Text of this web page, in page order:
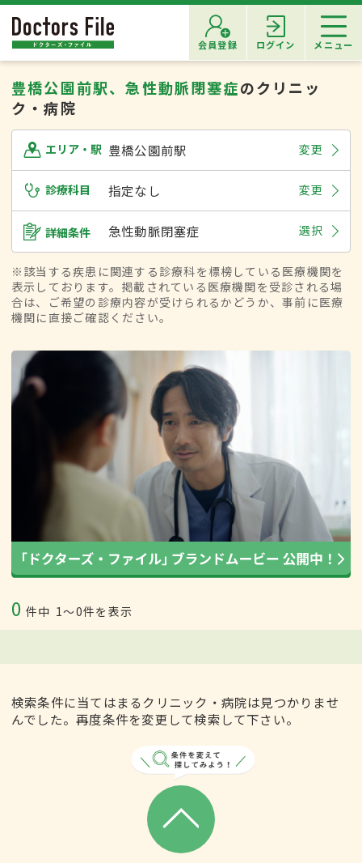
会員登録 ログイン メニュー
豊橋公園前駅、急性動脈閉塞症のクリニッ
ク・病院
エリア・駅 豊橋公園前駅 変更
診療科目 指定なし 変更
詳細条件 急性動脈閉塞症 選択
※該当する疾患に関連する診療科を標榜している医療機関を
表示しております。掲載されている医療機関を受診される場
合は、ご希望の診療内容が受けられるかどうか、事前に医療
機関に直接ご確認ください。
0 件中 1〜0件を表示
検索条件に当てはまるクリニック・病院は見つかりませ
んでした。再度条件を変更して検索して下さい。